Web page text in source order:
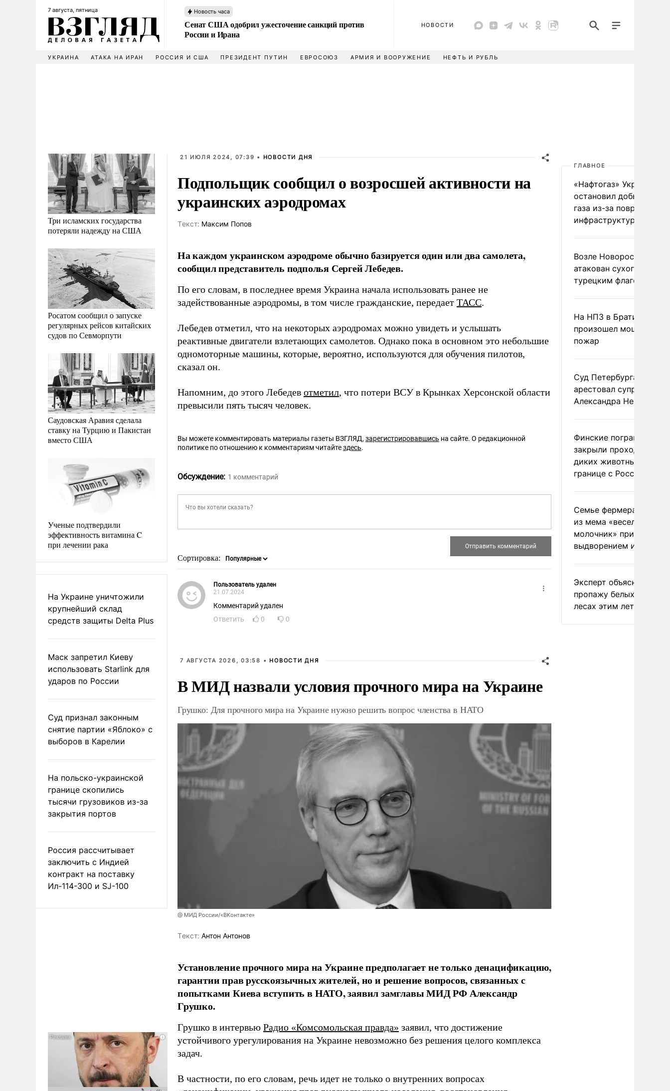
7 августа, пятница Новость часа
Сенат США одобрил ужесточение санкций против
России и Ирана
НОВОСТИ
УКРАИНА АТАКА НА ИРАН РОССИЯ И США ПРЕЗИДЕНТ ПУТИН ЕВРОСОЮЗ АРМИЯ И ВООРУЖЕНИЕ НЕФТЬ И РУБЛЬ
Три исламских государства
потеряли надежду на США
Росатом сообщил о запуске
регулярных рейсов китайских
судов по Севморпути
Саудовская Аравия сделала
ставку на Турцию и Пакистан
вместо США
Ученые подтвердили
эффективность витамина C
при лечении рака
На Украине уничтожили
крупнейший склад
средств защиты Delta Plus
Маск запретил Киеву
использовать Starlink для
ударов по России
Суд признал законным
снятие партии «Яблоко» с
выборов в Карелии
На польско-украинской
границе скопились
тысячи грузовиков из-за
закрытия портов
Россия рассчитывает
заключить с Индией
контракт на поставку
Ил-114-300 и SJ-100
21 ИЮЛЯ 2024, 07:39 • НОВОСТИ ДНЯ
Подпольщик сообщил о возросшей активности на
украинских аэродромах
Tекст: Максим Попов
На каждом украинском аэродроме обычно базируется один или два самолета,
сообщил представитель подполья Сергей Лебедев.
По его словам, в последнее время Украина начала использовать ранее не
задействованные аэродромы, в том числе гражданские, передает ТАСС.
Лебедев отметил, что на некоторых аэродромах можно увидеть и услышать
реактивные двигатели взлетающих самолетов. Однако пока в основном это небольшие
одномоторные машины, которые, вероятно, используются для обучения пилотов,
сказал он.
Напомним, до этого Лебедев отметил, что потери ВСУ в Крынках Херсонской области
превысили пять тысяч человек.
Вы можете комментировать материалы газеты ВЗГЛЯД, зарегистрировавшись на сайте. О редакционной
политике по отношению к комментариям читайтездесь.
Обсуждение: 1 комментарий
Сортировка:
Пользователь удален
21.07.2024
Комментарий удален
Ответить
0 0
7 АВГУСТА 2026, 03:58 • НОВОСТИ ДНЯ
В МИД назвали условия прочного мира на Украине
Грушко: Для прочного мира на Украине нужно решить вопрос членства в НАТО
@ МИД России/«ВКонтакте»
Tекст: Антон Антонов
Установление прочного мира на Украине предполагает не только денацификацию,
гарантии прав русскоязычных жителей, но и решение вопросов, связанных с
попытками Киева вступить в НАТО, заявил замглавы МИД РФ Александр
Грушко.
Грушко в интервью Радио «Комсомольская правда» заявил, что достижение
устойчивого урегулирования на Украине невозможно без решения целого комплекса
задач.
В частности, по его словам, речь идет не только о внутренних вопросах
ГЛАВНОЕ
«Нафтогаз» Украины
остановил добычу
газа из-за повреждения
инфраструктуры
Возле Новороссийска
атакован сухогруз под
турецким флагом
На НПЗ в Братиславе
произошел мощный
пожар
Суд Петербурга заочно
арестовал супругу
Александра Невзорова
Финские пограничники
закрыли проходы для
диких животных на
границе с Россией
Семье фермера
из мема «веселый
молочник» пригрозили
выдворением из
Эксперт объяснил
пропажу белых грибов
лесах этим летом